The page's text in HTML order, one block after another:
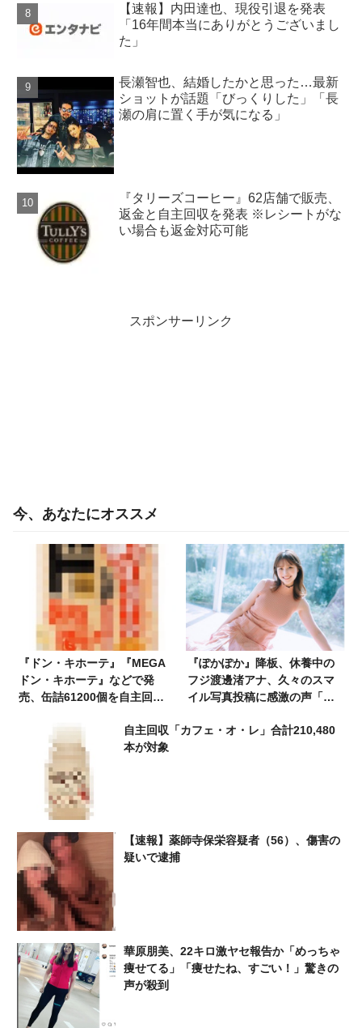
【速報】内田達也、現役引退を発表
「16年間本当にありがとうございまし
た」
長瀬智也、結婚したかと思った…最新
ショットが話題「びっくりした」「長
瀬の肩に置く手が気になる」
『タリーズコーヒー』62店舗で販売、
返金と自主回収を発表 ※レシートがな
い場合も返金対応可能
スポンサーリンク
今、あなたにオススメ
『ドン・キホーテ』『MEGA
ドン・キホーテ』などで発
売、缶詰61200個を自主回収
入」【返金または交換】
『ぽかぽか』降板、休養中の
フジ渡邊渚アナ、久々のスマ
イル写真投稿に感激の声「こ
た」「泣きます」「かなり痩
自主回収「カフェ・オ・レ」合計210,480
本が対象
【速報】薬師寺保栄容疑者（56）、傷害の
疑いで逮捕
華原朋美、22キロ激ヤセ報告か「めっちゃ
痩せてる」「痩せたね、すごい！」驚きの
声が殺到